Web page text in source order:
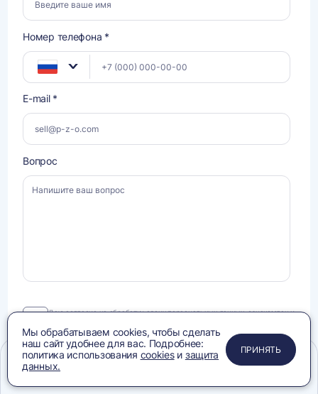
Номер телефона *
E-mail *
Вопрос
Даю
на
обработку
своих
персональных
Даюсогласие на обработку своих персональных данных, ознакомлен и
Политикой в отношенииобработки персональных данных
ЗАКРЫТЬ
ЗАКРЫТЬ
ЗАКРЫТЬ
Мы обрабатываем cookies, чтобы сделать
наш сайт удобнее для вас. Подробнее:
политика использования cookiesи защита
данных.
ПРИНЯТЬ